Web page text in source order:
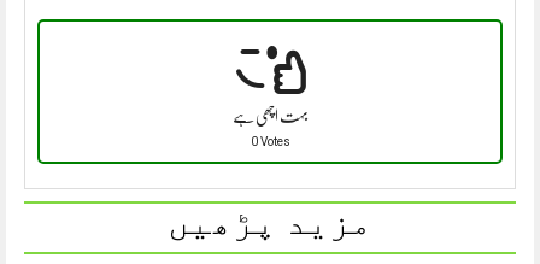
بہت اچھی ہے
0 Votes
مزید پڑھیں